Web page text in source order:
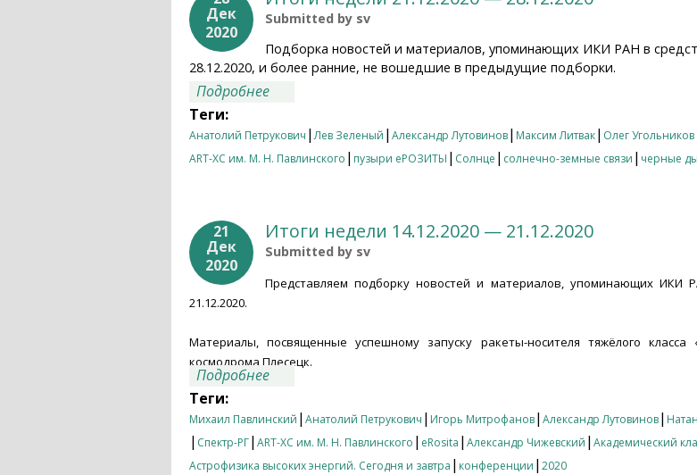
Дек
2020
Submitted by sv
Подборка новостей и материалов, упоминающих ИКИ РАН в
28.12.2020, и более ранние, не вошедшие в предыдущие подборки.
Подробнее
Теги:
Анатолий Петрукович |Лев Зеленый | Александр Лутовинов| Максим Литвак| Олег Угольников
ART-XC им. М. Н. Павлинского | пузыри еРОЗИТЫ | Солнце | солнечно-земные связи | черные
21
Дек
2020
Итоги недели 14.12.2020 — 21.12.2020
Submitted by sv
Представляем подборку новостей и материалов, упоминающих ИКИ
21.12.2020.
Материалы, посвященные успешному запуску ракеты-носителя тяжёлого
космодрома Плесецк.
Подробнее о Итоги недели 14.12.2020 — 21.12.2020
Теги:
Михаил Павлинский | Анатолий Петрукович | Игорь Митрофанов| Александр Лутовинов|
| Спектр-РГ| ART-XC им. М. Н. Павлинского | eRosita | Александр Чижевский | Академический
Астрофизика высоких энергий. Сегодня и завтра | конференции | 2020